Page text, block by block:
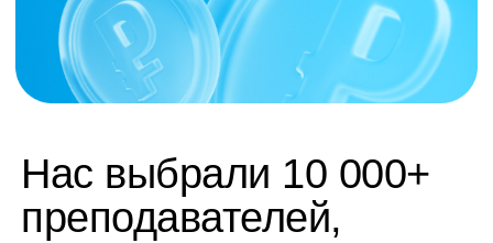
труду — мы делаем всё, чтобы ваш опыт
был приятнее